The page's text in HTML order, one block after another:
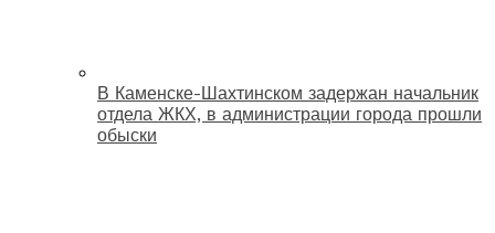
В Каменске-Шахтинском задержан начальник
отдела ЖКХ, в администрации города прошли
обыски